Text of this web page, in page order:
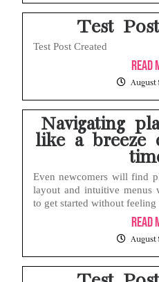
Test
Test Post Created
Read
August
Navigating
like a breeze
Even newcomers will find
layout and intuitive menus
to get started without
Read
August